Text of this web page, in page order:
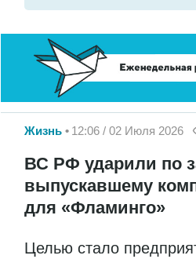
Жизнь 12:06 / 02 Июля 2026
ВС РФ ударили по
выпускавшему
для «Фламинго»
Целью стало